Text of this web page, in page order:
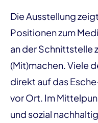
Die Ausstellung
Positionen zum
an der Schnittstelle
(Mit)machen. Viele
direkt auf das
vor Ort. Im
und sozial